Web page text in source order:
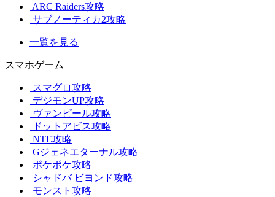
ARC Raiders攻略
サブノーティカ2攻略
一覧を見る
スマホゲーム
スマグロ攻略
デジモンUP攻略
ヴァンピール攻略
ドットアビス攻略
NTE攻略
Gジェネエターナル攻略
ポケポケ攻略
シャドバ ビヨンド攻略
モンスト攻略